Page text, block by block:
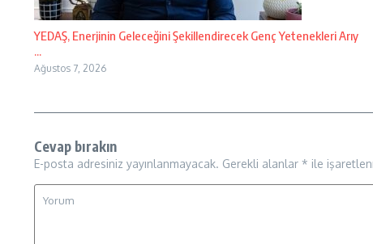
YEDAŞ, Enerjinin Geleceğini Şekillendirecek Genç Yetenekleri Arıy
...
Ağustos 7, 2026
Cevap bırakın
E-posta adresiniz yayınlanmayacak. Gerekli alanlar * ile